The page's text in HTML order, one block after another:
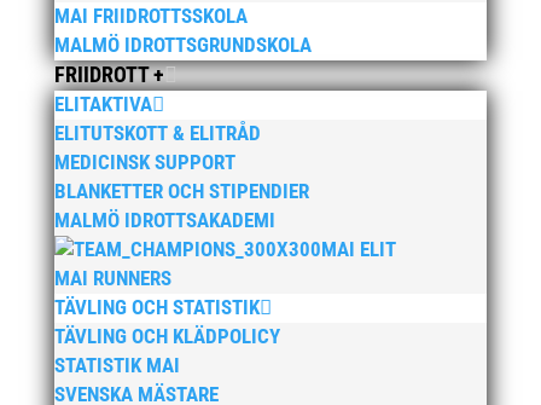
MAI FRIIDROTTSSKOLA
MALMÖ IDROTTSGRUNDSKOLA
FRIIDROTT +
ELITAKTIVA
ELITUTSKOTT & ELITRÅD
MEDICINSK SUPPORT
BLANKETTER OCH STIPENDIER
MALMÖ IDROTTSAKADEMI
MAI ELIT
MAI RUNNERS
TÄVLING OCH STATISTIK
TÄVLING OCH KLÄDPOLICY
STATISTIK MAI
SVENSKA MÄSTARE
januari 2026
december 2025
november 2025
oktober 2025
augusti 2025
juli 2025
april 2025
mars 2025
januari 2025
oktober 2024
september 2024